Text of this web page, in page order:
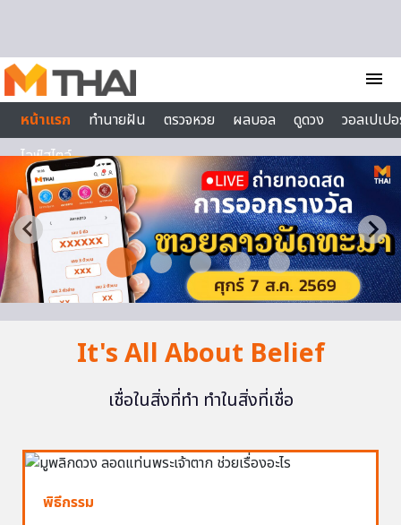
menu
หน้าแรก
ทำนายฝัน ตรวจหวย ผลบอล ดูดวง
วอลเปเป
ไลฟ์สไตล์
It's All About Belief
เชื่อในสิ่งที่ทำ ทำในสิ่งที่เชื่อ
พิธีกรรม